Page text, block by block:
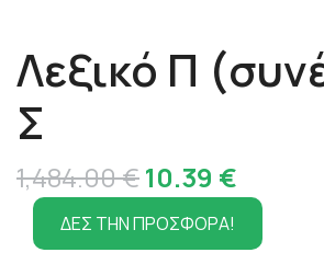
Λεξικό Π
Σ
1,484.00€Original
price
was:
10.39 €
τιμή
ΔΕΣ ΤΗΝ ΠΡΟΣΦΟΡΑ!